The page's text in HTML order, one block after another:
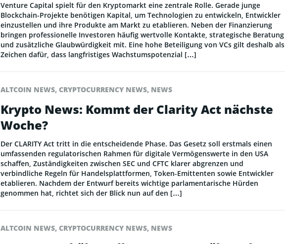
Venture Capital spielt für den Kryptomarkt eine zentrale Rolle. Gerade junge
Blockchain-Projekte benötigen Kapital, um Technologien zu entwickeln, Entwickler
einzustellen und ihre Produkte am Markt zu etablieren. Neben der Finanzierung
bringen professionelle Investoren häufig wertvolle Kontakte, strategische Beratung
und zusätzliche Glaubwürdigkeit mit. Eine hohe Beteiligung von VCs gilt deshalb als
Zeichen dafür, dass langfristiges Wachstumspotenzial […]
ALTCOIN NEWS, CRYPTOCURRENCY NEWS, NEWS
Krypto News: Kommt der Clarity Act nächste
Woche?
Der CLARITY Act tritt in die entscheidende Phase. Das Gesetz soll erstmals einen
umfassenden regulatorischen Rahmen für digitale Vermögenswerte in den USA
schaffen, Zuständigkeiten zwischen SEC und CFTC klarer abgrenzen und
verbindliche Regeln für Handelsplattformen, Token-Emittenten sowie Entwickler
etablieren. Nachdem der Entwurf bereits wichtige parlamentarische Hürden
genommen hat, richtet sich der Blick nun auf den […]
ALTCOIN NEWS, CRYPTOCURRENCY NEWS, NEWS